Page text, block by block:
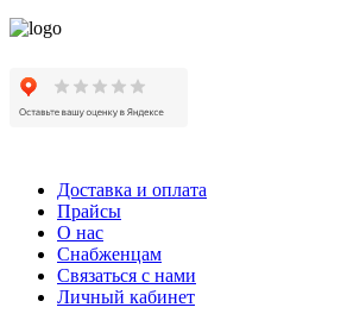
Доставка и оплата
Прайсы
О нас
Снабженцам
Связаться с нами
Личный кабинет